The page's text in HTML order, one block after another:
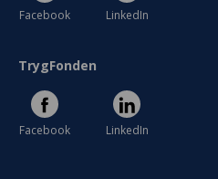
Facebook LinkedIn
TrygFonden
Facebook LinkedIn